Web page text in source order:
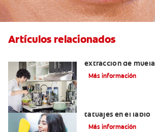
Artículos relacionados
extracción de muela
Más información
tatuajes en el labio
Más información